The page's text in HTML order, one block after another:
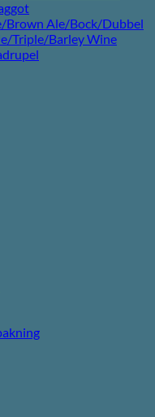
Brown Ale/Bock/Dubbel
Triple/Barley Wine